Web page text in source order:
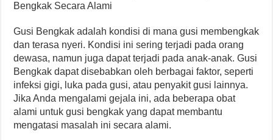
Bengkak Secara Alami
Gusi Bengkak adalah kondisi di mana gusi membengkak
dan terasa nyeri. Kondisi ini sering terjadi pada orang
dewasa, namun juga dapat terjadi pada anak-anak. Gusi
Bengkak dapat disebabkan oleh berbagai faktor, seperti
infeksi gigi, luka pada gusi, atau penyakit gusi lainnya.
Jika Anda mengalami gejala ini, ada beberapa obat
alami untuk gusi bengkak yang dapat membantu
mengatasi masalah ini secara alami.